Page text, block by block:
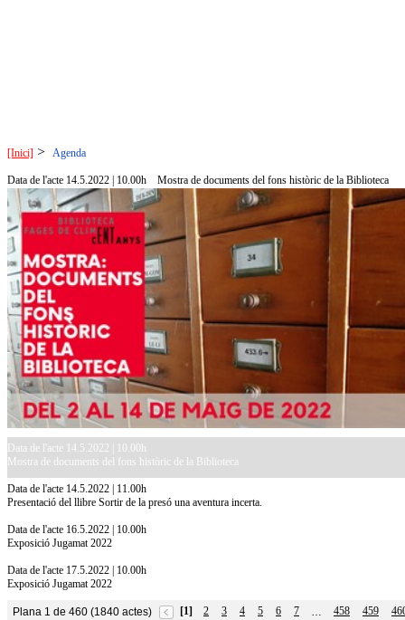
[Inici] > Agenda
Data de l'acte 14.5.2022 | 10.00h Mostra de documents del fons històric de la Biblioteca
Data de l'acte 14.5.2022 | 10.00h
Mostra de documents del fons històric de la Biblioteca
Data de l'acte 14.5.2022 | 11.00h
Presentació del llibre Sortir de la presó una aventura incerta.
Data de l'acte 16.5.2022 | 10.00h
Exposició Jugamat 2022
Data de l'acte 17.5.2022 | 10.00h
Exposició Jugamat 2022
Plana 1 de 460 (1840 actes) [1] 2 3 4 5 6 7 … 458 459